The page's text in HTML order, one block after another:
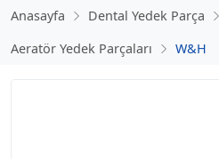
Anasayfa
Dental Yedek Parça
Aeratör Yedek Parçaları
W&H